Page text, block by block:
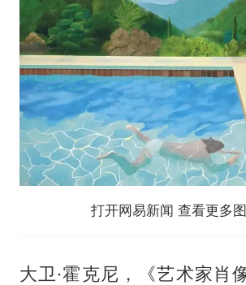
打开网易新闻 查看更多
大卫·霍克尼，《艺术家肖